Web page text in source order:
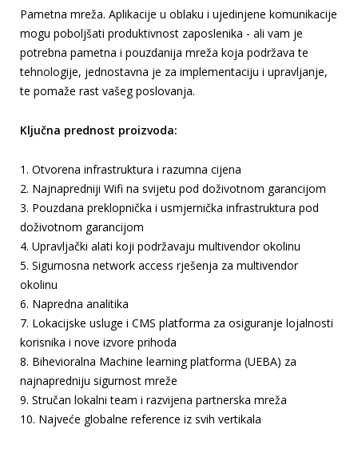
Pametna mreža. Aplikacije u oblaku i ujedinjene komunikacije
mogu poboljšati produktivnost zaposlenika - ali vam je
potrebna pametna i pouzdanija mreža koja podržava te
tehnologije, jednostavna je za implementaciju i upravljanje,
te pomaže rast vašeg poslovanja.
Ključna prednost proizvoda:
1. Otvorena infrastruktura i razumna cijena
2. Najnapredniji Wifi na svijetu pod doživotnom garancijom
3. Pouzdana preklopnička i usmjernička infrastruktura pod
doživotnom garancijom
4. Upravljački alati koji podržavaju multivendor okolinu
5. Sigurnosna network access rješenja za multivendor
okolinu
6. Napredna analitika
7. Lokacijske usluge i CMS platforma za osiguranje lojalnosti
korisnika i nove izvore prihoda
8. Bihevioralna Machine learning platforma (UEBA) za
najnapredniju sigurnost mreže
9. Stručan lokalni team i razvijena partnerska mreža
10. Najveće globalne reference iz svih vertikala